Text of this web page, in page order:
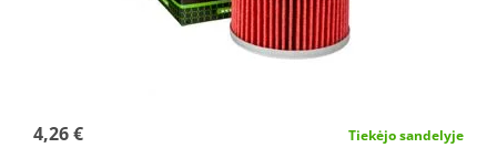
4,26 € Tiekėjo sandelyje